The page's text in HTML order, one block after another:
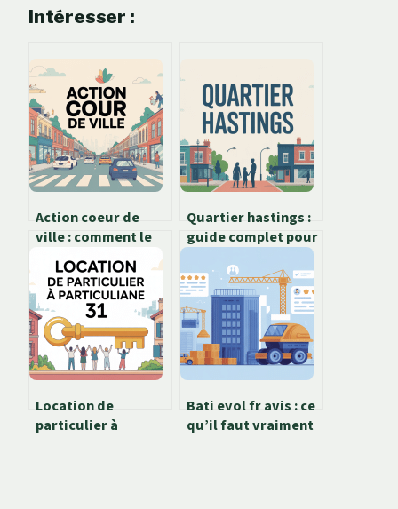
Intéresser :
Action coeur de
ville : comment le
programme
transforme vos
centres urbains
Quartier hastings :
guide complet pour
y vivre, investir ou
se balader
Location de
particulier à
Bati evol fr avis : ce
qu’il faut vraiment